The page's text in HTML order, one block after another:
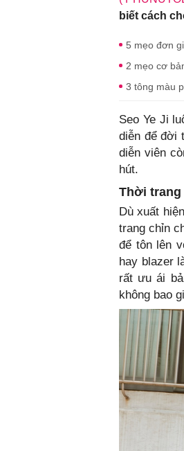
biết cách
5 mẹo đơn
2 mẹo cơ
3 tông màu
Seo Ye Ji
diễn để đời
diễn viên
hút.
Thời
Dù xuất
trang chỉn
để tôn lên
hay blazer
rất ưu ái
không bao